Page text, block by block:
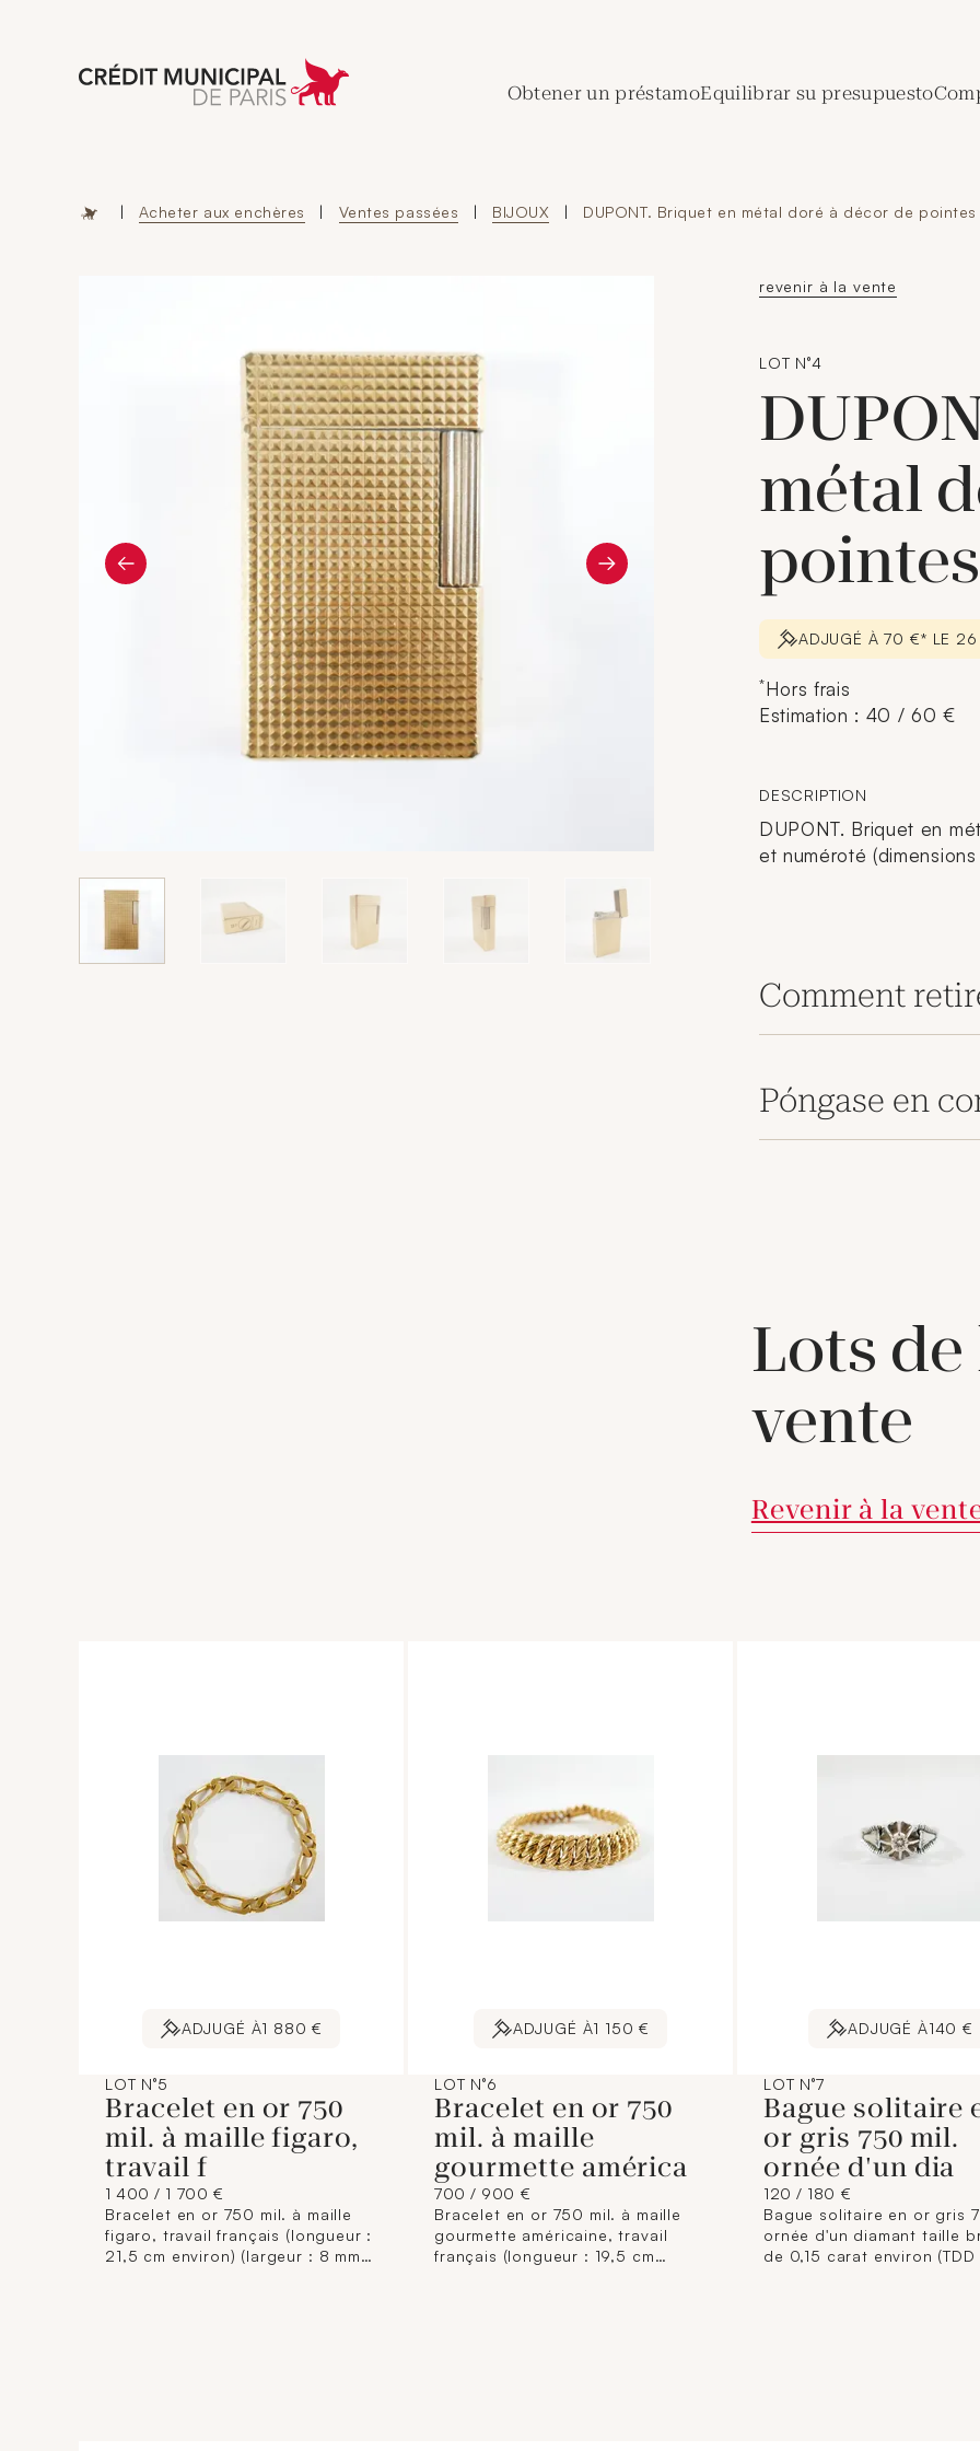
Aller à l'accueil de Crédit Municipal de Paris
Obtener un préstamoEquilibrar su presupuesto
| Acheter aux enchères | Ventes passées | BIJOUX | DUPONT. Briquet en métal doré à décor de
revenir à la vente
LOT N°4
métal
ADJUGÉ À 70 €* LE
*Hors frais
Estimation : 40 / 60 €
DESCRIPTION
DUPONT. Briquet en
et numéroté
Comment
Póngase en
Lots de
vente
Revenir à la
ADJUGÉ À1 880 €
LOT N°5
Bracelet en or 750
mil. à maille figaro,
travail f
1 400 / 1 700 €
Bracelet en or 750 mil. à maille
figaro, travail français (longueur :
21,5 cm environ) (largeur : 8 mm
ADJUGÉ À1 150 €
LOT N°6
Bracelet en or 750
mil. à maille
gourmette américa
700 / 900 €
Bracelet en or 750 mil. à maille
gourmette américaine, travail
français (longueur : 19,5 cm
ADJUGÉ À140 €
LOT N°7
Bague solitaire
or gris 750 mil.
ornée d'un dia
120 / 180 €
Bague solitaire en or gris
ornée d'un diamant taille
de 0,15 carat environ